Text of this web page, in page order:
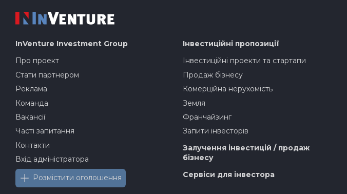
InVenture Investment Group
Про проект
Стати партнером
Реклама
Команда
Вакансії
Часті запитання
Контакти
Вхід адміністратора
Розмістити оголошення
Інвестиційні пропозиції
Інвестиційні проекти та стартапи
Продаж бізнесу
Комерційна нерухомість
Земля
Франчайзинг
Запити інвесторів
Залучення інвестицій / продаж
бізнесу
Сервіси для інвестора